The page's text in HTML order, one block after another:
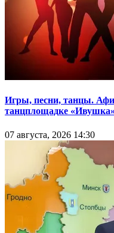
Игры, песни, танцы.
танцплощадке «Ивушка»
07 августа, 2026 14:30